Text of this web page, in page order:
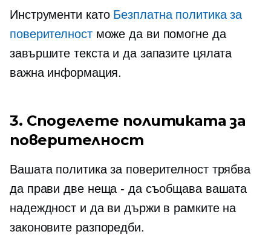
Инструменти като Безплатна политика за
поверителностможе да ви помогне да
завършите текста и да запазите цялата
важна информация.
3. Споделете политиката за
поверителност
Вашата политика за поверителност трябва
да прави две неща - да съобщава вашата
надеждност и да ви държи в рамките на
законовите разпоредби.